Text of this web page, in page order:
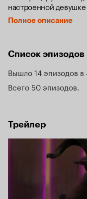
настроенной девушке
вида «синий
Полное описание
Список эпизодов
Вышло 14 эпизодов в
Всего 50 эпизодов
Трейлер